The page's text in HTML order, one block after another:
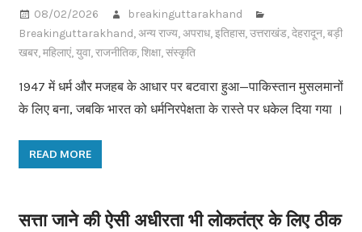
08/02/2026
breakinguttarakhand
Breakinguttarakhand,अन्य राज्य,अपराध,इतिहास,उत्तराखंड,देहरादून,बड़ी
खबर,महिलाएं,युवा,राजनीतिक,शिक्षा,संस्कृति
1947 में धर्म और मजहब के आधार पर बटवारा हुआ—पाकिस्तान मुसलमानों
के लिए बना, जबकि भारत को धर्मनिरपेक्षता के रास्ते पर धकेल दिया गया ।
READ MORE
सत्ता जाने की ऐसी अधीरता भी लोकतंत्र के लिए ठीक